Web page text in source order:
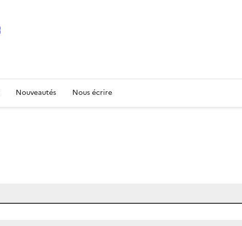
Nouveautés Nous écrire